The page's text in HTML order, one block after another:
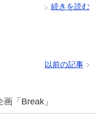
続きを読む
以前の記事
「Break」